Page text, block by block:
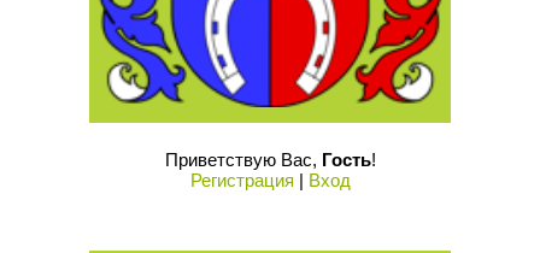
Приветствую Вас, Гость!
Регистрация | Вход